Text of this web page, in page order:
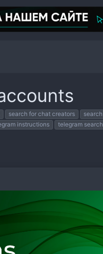
search for chat creators
instructions telegram